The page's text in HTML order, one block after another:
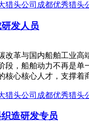
猎头公司 成都优秀猎头
发人员
改革与国内船舶工业
段，船舶动力不再是单
核心核心人才，支撑
猎头公司 成都优秀猎头
造研发专员